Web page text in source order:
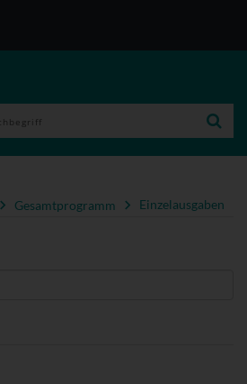
Gesamtprogramm Einzelausgaben